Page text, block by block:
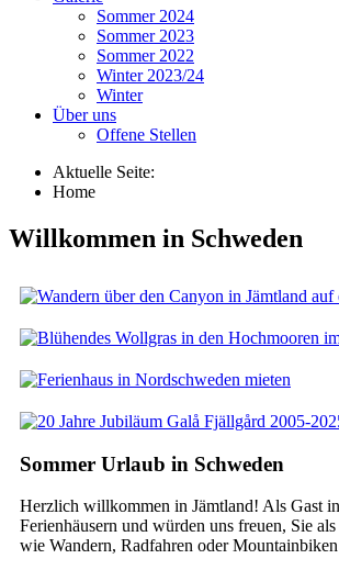
Sommer 2024
Sommer 2023
Sommer 2022
Winter 2023/24
Winter
Über uns
Offene Stellen
Aktuelle Seite:
Home
Willkommen in Schweden
Sommer Urlaub in Schweden
Herzlich willkommen in Jämtland! Als Gast
Ferienhäusern und würden uns freuen, Sie
wie Wandern, Radfahren oder